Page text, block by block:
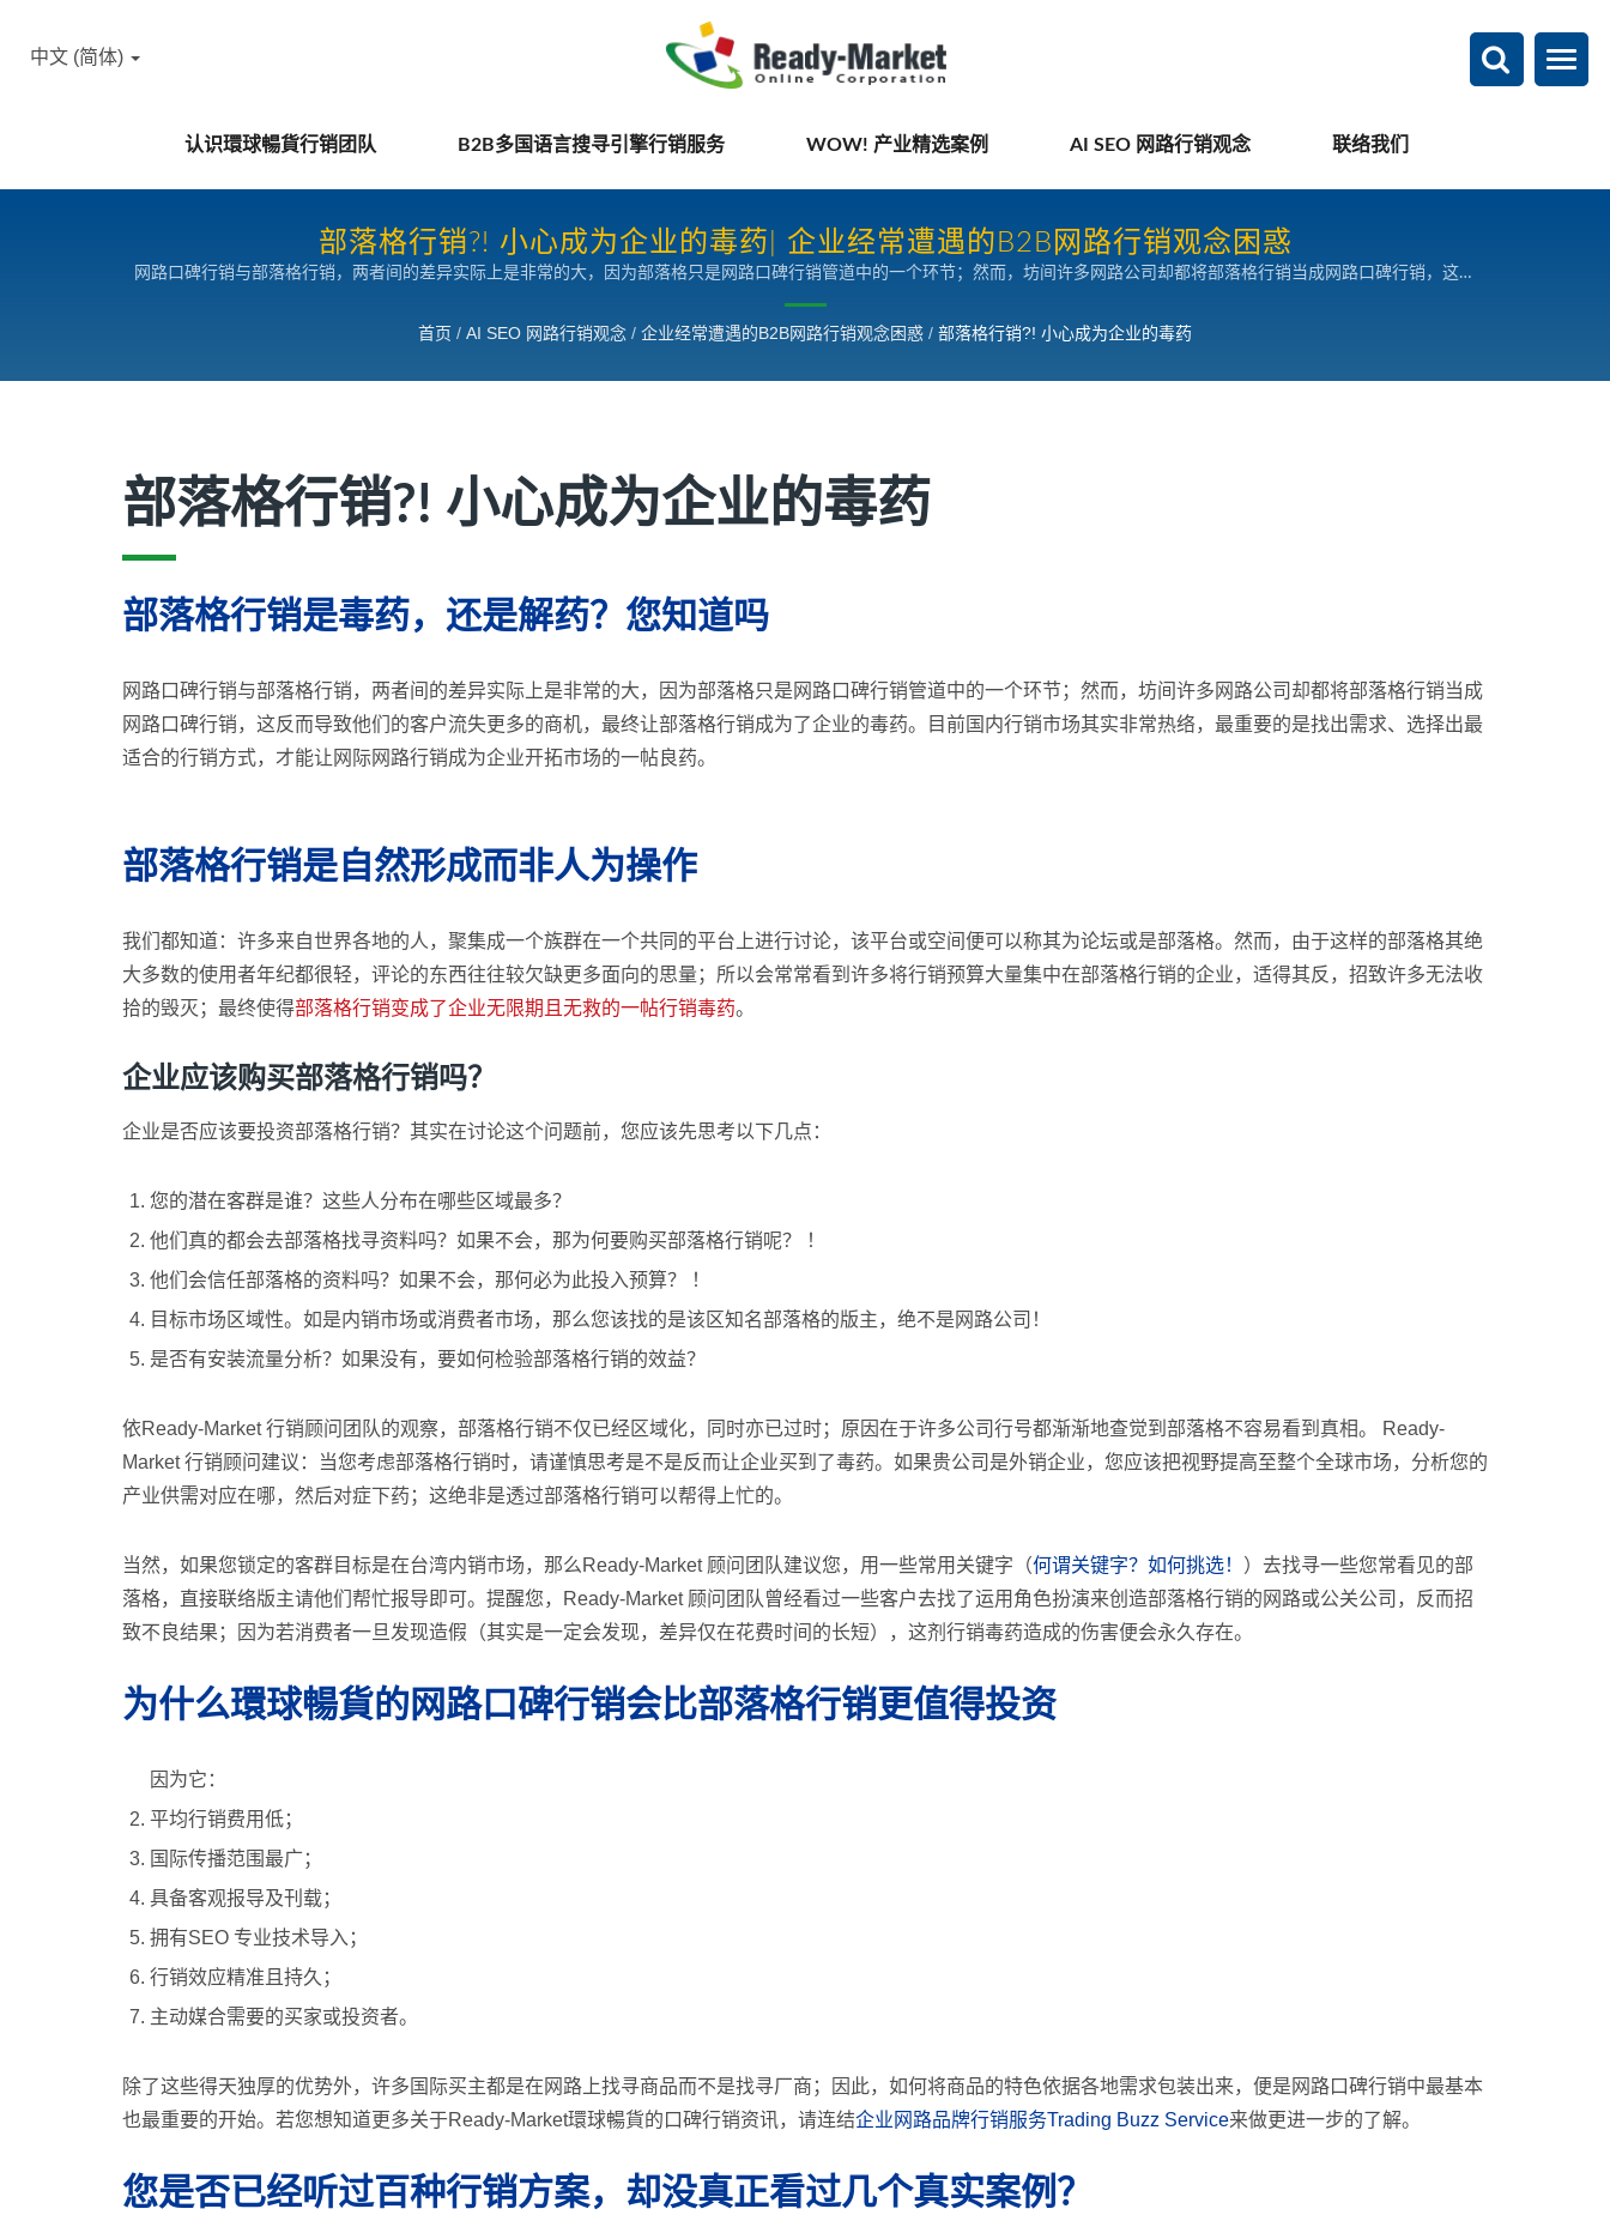
认识環球暢貨行销团队 B2B多国语言搜寻引擎行销服务 WOW! 产业精选案例 AI SEO 网路行销观念 联络我们
中文 (简体)
部落格行销?! 小心成为企业的毒药| 企业经常遭遇的B2B网路行销观念困惑
网路口碑行销与部落格行销，两者间的差异实际上是非常的大，因为部落格只是网路口碑行销管道中的一个环节；然而，坊间许多网路公司却都将部落格行销当成网路口碑行销，这反
为企业开拓市场的一帖良药。
首页 / AI SEO 网路行销观念 / 企业经常遭遇的B2B网路行销观念困惑 / 部落格行销?! 小心成为企业的毒药
部落格行销?! 小心成为企业的毒药
部落格行销是毒药，还是解药？您知道吗
网路口碑行销与部落格行销，两者间的差异实际上是非常的大，因为部落格只是网路口碑行销管道中的一个环节；然而，坊间许多网路公司却都将部落格行销当成
网路口碑行销，这反而导致他们的客户流失更多的商机，最终让部落格行销成为了企业的毒药。目前国内行销市场其实非常热络，最重要的是找出需求、选择出最
适合的行销方式，才能让网际网路行销成为企业开拓市场的一帖良药。
部落格行销是自然形成而非人为操作
我们都知道：许多来自世界各地的人，聚集成一个族群在一个共同的平台上进行讨论，该平台或空间便可以称其为论坛或是部落格。然而，由于这样的部落格其绝
大多数的使用者年纪都很轻，评论的东西往往较欠缺更多面向的思量；所以会常常看到许多将行销预算大量集中在部落格行销的企业，适得其反，招致许多无法收
拾的毁灭；最终使得部落格行销变成了企业无限期且无救的一帖行销毒药。
企业应该购买部落格行销吗？
企业是否应该要投资部落格行销？其实在讨论这个问题前，您应该先思考以下几点：
您的潜在客群是谁？这些人分布在哪些区域最多？
他们真的都会去部落格找寻资料吗？如果不会，那为何要购买部落格行销呢？ ！
他们会信任部落格的资料吗？如果不会，那何必为此投入预算？ ！
目标市场区域性。如是内销市场或消费者市场，那么您该找的是该区知名部落格的版主，绝不是网路公司！
是否有安装流量分析？如果没有，要如何检验部落格行销的效益？
依Ready-Market 行销顾问团队的观察，部落格行销不仅已经区域化，同时亦已过时；原因在于许多公司行号都渐渐地查觉到部落格不容易看到真相。 Ready-
Market 行销顾问建议：当您考虑部落格行销时，请谨慎思考是不是反而让企业买到了毒药。如果贵公司是外销企业，您应该把视野提高至整个全球市场，分析您的
产业供需对应在哪，然后对症下药；这绝非是透过部落格行销可以帮得上忙的。
当然，如果您锁定的客群目标是在台湾内销市场，那么Ready-Market 顾问团队建议您，用一些常用关键字（何谓关键字？如何挑选！ ）去找寻一些您常看见的部
落格，直接联络版主请他们帮忙报导即可。提醒您，Ready-Market 顾问团队曾经看过一些客户去找了运用角色扮演来创造部落格行销的网路或公关公司，反而招
致不良结果；因为若消费者一旦发现造假（其实是一定会发现，差异仅在花费时间的长短），这剂行销毒药造成的伤害便会永久存在。
为什么環球暢貨的网路口碑行销会比部落格行销更值得投资
因为它：
平均行销费用低；
国际传播范围最广；
具备客观报导及刊载；
拥有SEO 专业技术导入；
行销效应精准且持久；
主动媒合需要的买家或投资者。
除了这些得天独厚的优势外，许多国际买主都是在网路上找寻商品而不是找寻厂商；因此，如何将商品的特色依据各地需求包装出来，便是网路口碑行销中最基本
也最重要的开始。若您想知道更多关于Ready-Market環球暢貨的口碑行销资讯，请连结企业网路品牌行销服务Trading Buzz Service来做更进一步的了解。
您是否已经听过百种行销方案，却没真正看过几个真实案例？